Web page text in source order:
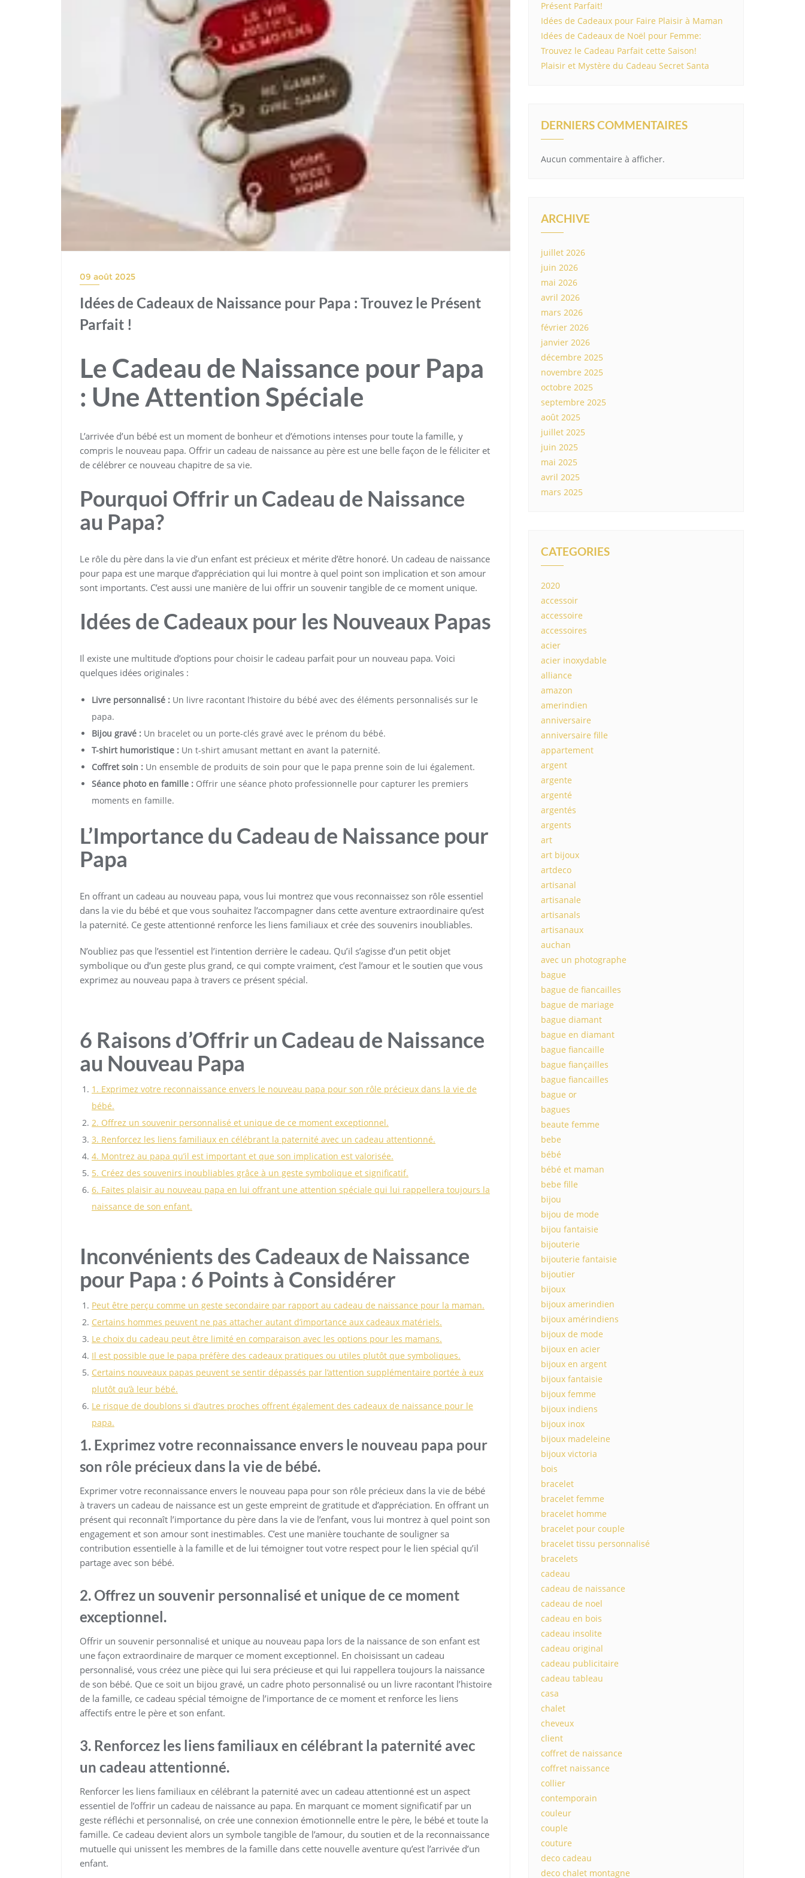
09 août 2025
Idées de Cadeaux de Naissance pour Papa : Trouvez le Présent
Parfait !
Le Cadeau de Naissance pour Papa
: Une Attention Spéciale
L’arrivée d’un bébé est un moment de bonheur et d’émotions intenses pour toute la famille, y
compris le nouveau papa. Offrir un cadeau de naissance au père est une belle façon de le féliciter et
de célébrer ce nouveau chapitre de sa vie.
Pourquoi Offrir un Cadeau de Naissance
au Papa?
Le rôle du père dans la vie d’un enfant est précieux et mérite d’être honoré. Un cadeau de naissance
pour papa est une marque d’appréciation qui lui montre à quel point son implication et son amour
sont importants. C’est aussi une manière de lui offrir un souvenir tangible de ce moment unique.
Idées de Cadeaux pour les Nouveaux Papas
Il existe une multitude d’options pour choisir le cadeau parfait pour un nouveau papa. Voici
quelques idées originales :
Livre personnalisé : Un livre racontant l’histoire du bébé avec des éléments personnalisés sur le
papa.
Bijou gravé : Un bracelet ou un porte-clés gravé avec le prénom du bébé.
T-shirt humoristique : Un t-shirt amusant mettant en avant la paternité.
Coffret soin : Un ensemble de produits de soin pour que le papa prenne soin de lui également.
Séance photo en famille : Offrir une séance photo professionnelle pour capturer les premiers
moments en famille.
L’Importance du Cadeau de Naissance pour
Papa
En offrant un cadeau au nouveau papa, vous lui montrez que vous reconnaissez son rôle essentiel
dans la vie du bébé et que vous souhaitez l’accompagner dans cette aventure extraordinaire qu’est
la paternité. Ce geste attentionné renforce les liens familiaux et crée des souvenirs inoubliables.
N’oubliez pas que l’essentiel est l’intention derrière le cadeau. Qu’il s’agisse d’un petit objet
symbolique ou d’un geste plus grand, ce qui compte vraiment, c’est l’amour et le soutien que vous
exprimez au nouveau papa à travers ce présent spécial.
6 Raisons d’Offrir un Cadeau de Naissance
au Nouveau Papa
1. Exprimez votre reconnaissance envers le nouveau papa pour son rôle précieux dans la vie de
bébé.
2. Offrez un souvenir personnalisé et unique de ce moment exceptionnel.
3. Renforcez les liens familiaux en célébrant la paternité avec un cadeau attentionné.
4. Montrez au papa qu’il est important et que son implication est valorisée.
5. Créez des souvenirs inoubliables grâce à un geste symbolique et significatif.
6. Faites plaisir au nouveau papa en lui offrant une attention spéciale qui lui rappellera toujours la
naissance de son enfant.
Inconvénients des Cadeaux de Naissance
pour Papa : 6 Points à Considérer
Peut être perçu comme un geste secondaire par rapport au cadeau de naissance pour la maman.
Certains hommes peuvent ne pas attacher autant d’importance aux cadeaux matériels.
Le choix du cadeau peut être limité en comparaison avec les options pour les mamans.
Il est possible que le papa préfère des cadeaux pratiques ou utiles plutôt que symboliques.
Certains nouveaux papas peuvent se sentir dépassés par l’attention supplémentaire portée à eux
plutôt qu’à leur bébé.
Le risque de doublons si d’autres proches offrent également des cadeaux de naissance pour le
papa.
1. Exprimez votre reconnaissance envers le nouveau papa pour
son rôle précieux dans la vie de bébé.
Exprimer votre reconnaissance envers le nouveau papa pour son rôle précieux dans la vie de bébé
à travers un cadeau de naissance est un geste empreint de gratitude et d’appréciation. En offrant un
présent qui reconnaît l’importance du père dans la vie de l’enfant, vous lui montrez à quel point son
engagement et son amour sont inestimables. C’est une manière touchante de souligner sa
contribution essentielle à la famille et de lui témoigner tout votre respect pour le lien spécial qu’il
partage avec son bébé.
2. Offrez un souvenir personnalisé et unique de ce moment
exceptionnel.
Offrir un souvenir personnalisé et unique au nouveau papa lors de la naissance de son enfant est
une façon extraordinaire de marquer ce moment exceptionnel. En choisissant un cadeau
personnalisé, vous créez une pièce qui lui sera précieuse et qui lui rappellera toujours la naissance
de son bébé. Que ce soit un bijou gravé, un cadre photo personnalisé ou un livre racontant l’histoire
de la famille, ce cadeau spécial témoigne de l’importance de ce moment et renforce les liens
affectifs entre le père et son enfant.
3. Renforcez les liens familiaux en célébrant la paternité avec
un cadeau attentionné.
Renforcer les liens familiaux en célébrant la paternité avec un cadeau attentionné est un aspect
essentiel de l’offrir un cadeau de naissance au papa. En marquant ce moment significatif par un
geste réfléchi et personnalisé, on crée une connexion émotionnelle entre le père, le bébé et toute la
famille. Ce cadeau devient alors un symbole tangible de l’amour, du soutien et de la reconnaissance
mutuelle qui unissent les membres de la famille dans cette nouvelle aventure qu’est l’arrivée d’un
enfant.
Présent Parfait!
Idées de Cadeaux pour Faire Plaisir à Maman
Idées de Cadeaux de Noël pour Femme:
Trouvez le Cadeau Parfait cette Saison!
Plaisir et Mystère du Cadeau Secret Santa
DERNIERS COMMENTAIRES
Aucun commentaire à afficher.
ARCHIVE
juillet 2026
juin 2026
mai 2026
avril 2026
mars 2026
février 2026
janvier 2026
décembre 2025
novembre 2025
octobre 2025
septembre 2025
août 2025
juillet 2025
juin 2025
mai 2025
avril 2025
mars 2025
CATEGORIES
2020
accessoir
accessoire
accessoires
acier
acier inoxydable
alliance
amazon
amerindien
anniversaire
anniversaire fille
appartement
argent
argente
argenté
argentés
argents
art
art bijoux
artdeco
artisanal
artisanale
artisanals
artisanaux
auchan
avec un photographe
bague
bague de fiancailles
bague de mariage
bague diamant
bague en diamant
bague fiancaille
bague fiançailles
bague fiancailles
bague or
bagues
beaute femme
bebe
bébé
bébé et maman
bebe fille
bijou
bijou de mode
bijou fantaisie
bijouterie
bijouterie fantaisie
bijoutier
bijoux
bijoux amerindien
bijoux amérindiens
bijoux de mode
bijoux en acier
bijoux en argent
bijoux fantaisie
bijoux femme
bijoux indiens
bijoux inox
bijoux madeleine
bijoux victoria
bois
bracelet
bracelet femme
bracelet homme
bracelet pour couple
bracelet tissu personnalisé
bracelets
cadeau
cadeau de naissance
cadeau de noel
cadeau en bois
cadeau insolite
cadeau original
cadeau publicitaire
cadeau tableau
casa
chalet
cheveux
client
coffret de naissance
coffret naissance
collier
contemporain
couleur
couple
couture
deco cadeau
deco chalet montagne